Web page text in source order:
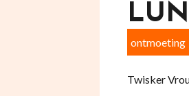
ontmoeting
Twisker